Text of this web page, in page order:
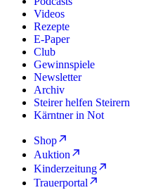
Videos
Rezepte
E-Paper
Club
Gewinnspiele
Newsletter
Archiv
Steirer helfen Steirern
Kärntner in Not
Shop
Auktion
Kinderzeitung
Trauerportal